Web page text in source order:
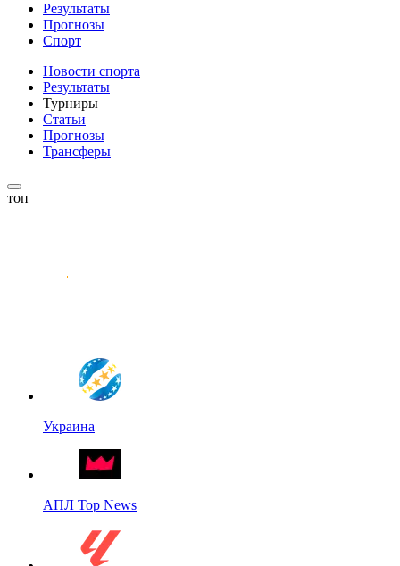
Результаты
Прогнозы
Спорт
Новости спорта
Результаты
Турниры
Статьи
Прогнозы
Трансферы
топ
Украина
АПЛ Top News